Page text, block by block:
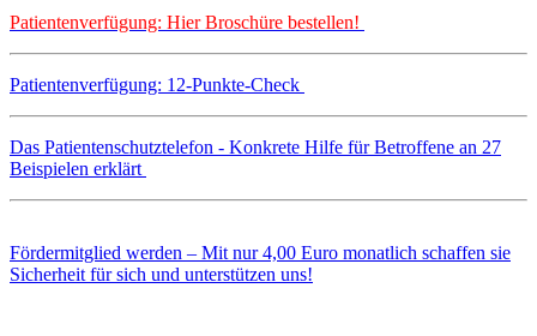
Patientenverfügung: Hier Broschüre bestellen!
Patientenverfügung: 12-Punkte-Check
Das Patientenschutztelefon - Konkrete Hilfe für Betroffene an 27
Beispielen erklärt
Fördermitglied werden – Mit nur 4,00 Euro monatlich schaffen sie
Sicherheit für sich und unterstützen uns!